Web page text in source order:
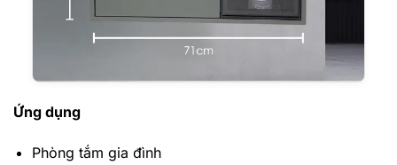
Ứng dụng
Phòng tắm gia đình